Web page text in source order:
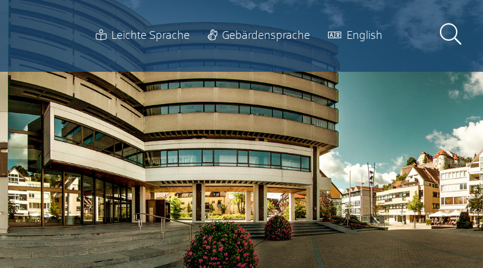
Leichte Sprache Gebärdensprache English